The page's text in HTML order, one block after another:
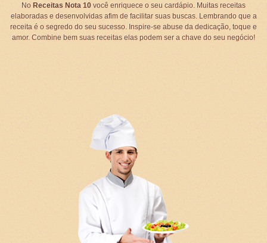
No Receitas Nota 10você enriquece o seu cardápio. Muitas receitas
elaboradas e desenvolvidas afim de facilitar suas buscas. Lembrando que a
receita é o segredo do seu sucesso. Inspire-se abuse da dedicação, toque e
amor. Combine bem suas receitas elas podem ser a chave do seu negócio!